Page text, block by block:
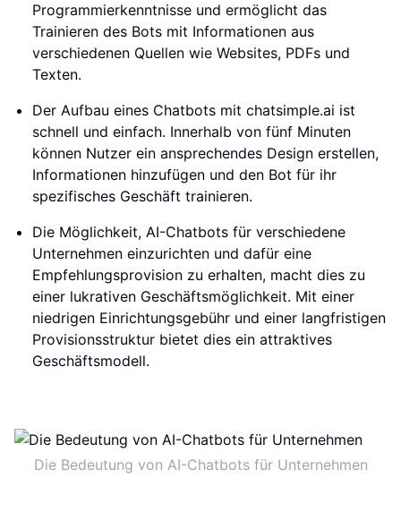
Programmierkenntnisse und ermöglicht das
Trainieren des Bots mit Informationen aus
verschiedenen Quellen wie Websites, PDFs und
Texten.
Der Aufbau eines Chatbots mit chatsimple.ai ist
schnell und einfach. Innerhalb von fünf Minuten
können Nutzer ein ansprechendes Design erstellen,
Informationen hinzufügen und den Bot für ihr
spezifisches Geschäft trainieren.
Die Möglichkeit, AI-Chatbots für verschiedene
Unternehmen einzurichten und dafür eine
Empfehlungsprovision zu erhalten, macht dies zu
einer lukrativen Geschäftsmöglichkeit. Mit einer
niedrigen Einrichtungsgebühr und einer langfristigen
Provisionsstruktur bietet dies ein attraktives
Geschäftsmodell.
Die Bedeutung von AI-Chatbots für Unternehmen